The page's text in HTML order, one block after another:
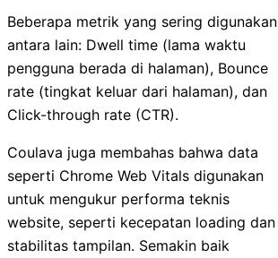
Beberapa metrik yang sering digunakan
antara lain: Dwell time (lama waktu
pengguna berada di halaman), Bounce
rate (tingkat keluar dari halaman), dan
Click-through rate (CTR).
Coulava juga membahas bahwa data
seperti Chrome Web Vitals digunakan
untuk mengukur performa teknis
website, seperti kecepatan loading dan
stabilitas tampilan. Semakin baik